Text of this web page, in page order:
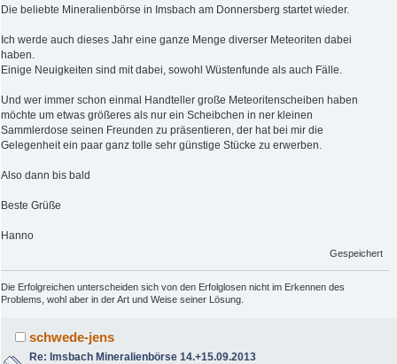
Die beliebte Mineralienbörse in Imsbach am Donnersberg startet wieder.
Ich werde auch dieses Jahr eine ganze Menge diverser Meteoriten dabei
haben.
Einige Neuigkeiten sind mit dabei, sowohl Wüstenfunde als auch Fälle.
Und wer immer schon einmal Handteller große Meteoritenscheiben haben
möchte um etwas größeres als nur ein Scheibchen in ner kleinen
Sammlerdose seinen Freunden zu präsentieren, der hat bei mir die
Gelegenheit ein paar ganz tolle sehr günstige Stücke zu erwerben.
Also dann bis bald
Beste Grüße
Hanno
Gespeichert
Die Erfolgreichen unterscheiden sich von den Erfolglosen nicht im Erkennen des
Problems, wohl aber in der Art und Weise seiner Lösung.
schwede-jens
Re: Imsbach Mineralienbörse 14.+15.09.2013